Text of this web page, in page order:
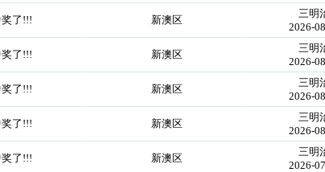
了!!! 新澳区
三明
2026-
了!!! 新澳区
三明
2026-
了!!! 新澳区
三明
2026-
了!!! 新澳区
三明
2026-
了!!! 新澳区
三明
2026-